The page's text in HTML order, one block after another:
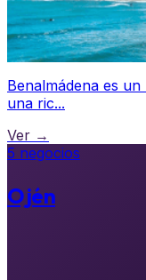
Benalmádena es
una ric...
Ver →
5 negocios
Ojén